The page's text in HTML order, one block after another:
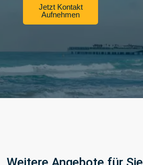
Jetzt Kontakt
Aufnehmen